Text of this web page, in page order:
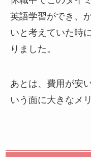
英語学習ができ、
いと考えていた時
りました。
あとは、費用が安
いう面に大きなメ